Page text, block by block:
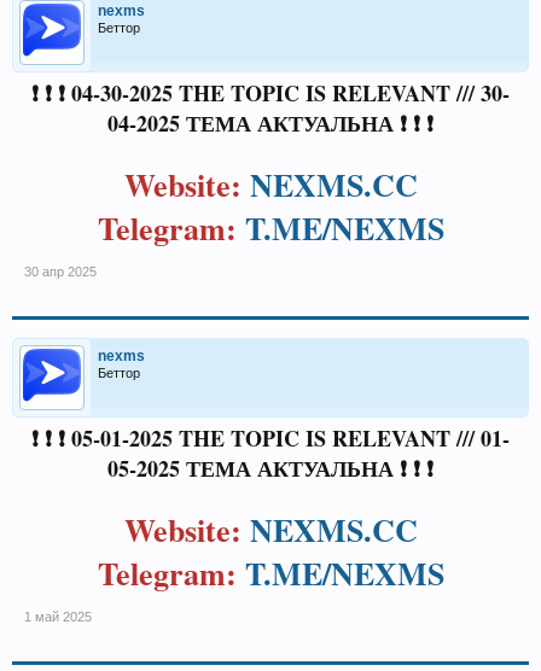
nexms
Беттор
❗ ❗ ❗ 04-30-2025 THE TOPIC IS RELEVANT /// 30-
04-2025 ТЕМА АКТУАЛЬНА ❗ ❗ ❗
Website: NEXMS.CC
Telegram: T.ME/NEXMS
30 апр 2025
nexms
Беттор
❗ ❗ ❗ 05-01-2025 THE TOPIC IS RELEVANT /// 01-
05-2025 ТЕМА АКТУАЛЬНА ❗ ❗ ❗
Website: NEXMS.CC
Telegram: T.ME/NEXMS
1 май 2025